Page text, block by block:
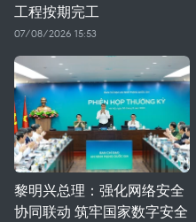
工程按期完工
07/08/2026 15:53
黎明兴总理：强化网络安全
协同联动 筑牢国家数字安全